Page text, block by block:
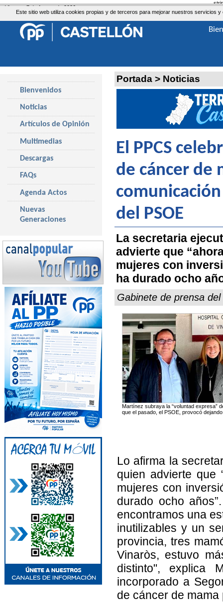
Este sitio web utiliza cookies propias y de terceros para mejorar nuestros servicios
Portada > Noticias
El PPCS
de cáncer de
del PSOE
La secretaria
advierte que
mujeres con
ha durado ocho
Gabinete de prensa
Martínez subraya la “voluntad expresa”
que el pasado, el PSOE, provocó
Lo afirma la
quien advierte
mujeres con
durado ocho
encontramos una
inutilizables y un
provincia, tres
Vinaròs, estuvo
distinto", explica
incorporado a
de cáncer de
Bienvenidos
Noticias
Artículos de Opinión
Multimedias
Descargas
FAQs
Agenda Actos
Nuevas
Generaciones
Viernes, 7 de Agosto de 2026